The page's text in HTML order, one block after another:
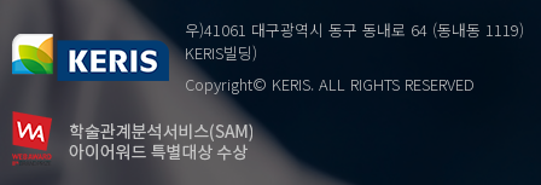
Shortening
Sports
Tag questions
우)41061 대구광역시 동구 동내로 64 (동내동 1119)
KERIS빌딩)
Copyright© KERIS. ALL RIGHTS RESERVED